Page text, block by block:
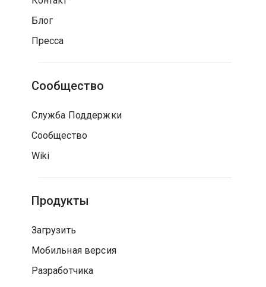
Блог
Пресса
Сообщество
Служба Поддержки
Сообщество
Wiki
Продукты
Загрузить
Мобильная версия
Разработчика